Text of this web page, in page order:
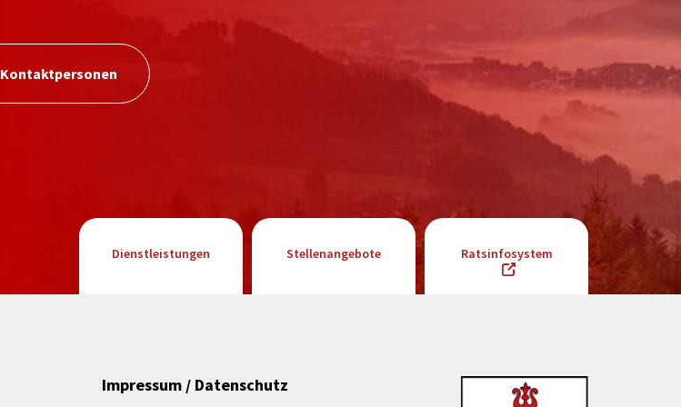
Kontaktpersonen
Dienstleistungen Stellenangebote Ratsinfosystem
Impressum / Datenschutz